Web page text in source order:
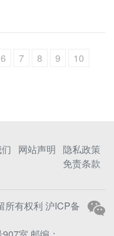
6 7 8 9
10
网站声明
隐私政策
免责条款
所有权利 沪ICP备